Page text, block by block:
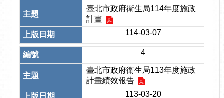
臺北市政府衛生局114年度施政
計畫
114-03-07
4
臺北市政府衛生局113年度施政
計畫績效報告
113-03-20